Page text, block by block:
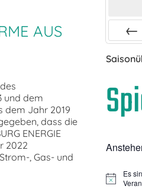
AUS
und dem
dem Jahr 2019
dass die
ENERGIE
2022
, Gas- und
Hinweis
Es